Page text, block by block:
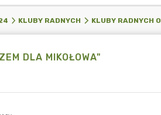
KLUBY RADNYCH KLUBY RADNYCH
DLA MIKOŁOWA"